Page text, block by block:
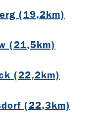
(19,2km)
(21,5km)
(22,2km)
(22,3km)